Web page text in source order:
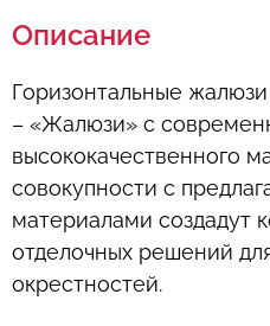
Описание
Горизонтальные
– «Жалюзи» с
высококачественного
совокупности с
материалами создадут
отделочных решений
окрестностей.